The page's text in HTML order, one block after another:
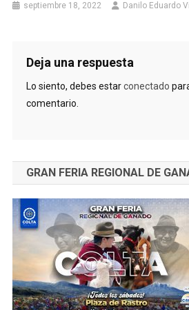
septiembre 18, 2022 Danilo Eduardo
Deja una respuesta
Lo siento, debes estarconectado
comentario.
GRAN FERIA REGIONAL DE